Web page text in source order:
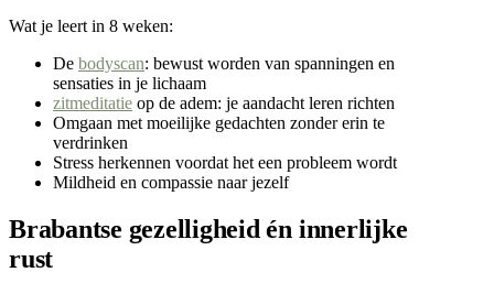
Wat je leert in 8 weken:
De bodyscan: bewust worden van spanningen en
sensaties in je lichaam
zitmeditatie op de adem: je aandacht leren richten
Omgaan met moeilijke gedachten zonder erin te
verdrinken
Stress herkennen voordat het een probleem wordt
Mildheid en compassie naar jezelf
Brabantse gezelligheid én innerlijke
rust